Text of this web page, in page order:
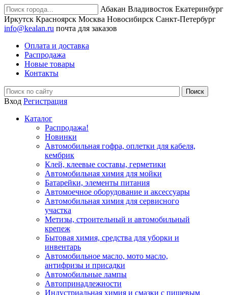
Абакан Владивосток Екатеринбург
Иркутск Красноярск Москва Новосибирск Санкт-Петербург
info@kealan.ru почта для заказов
Оплата и доставка
Распродажа
Новые товары
Контакты
Вход Регистрация
Каталог
Распродажа!
Новинки
Автомобильная гофра, оплетки для кабеля,
кембрик
Клей, клеевые составы, герметики
Автомобильная химия для мойки
Батарейки, элементы питания
Автомоечное оборудование и аксессуары
Автомобильная химия для сервисного
участка
Метизы, строительный и автомобильный
крепеж
Бытовая химия, средства для уборки и
инвентарь
Автомобильное масло, мото масло,
антифризы и присадки
Автомобильные лампы
Автопринадлежности
Индустриальная химия и смазки с пищевым